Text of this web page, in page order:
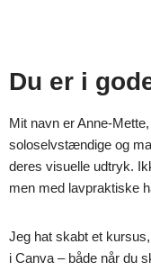
Du er i
Mit navn er Anne-
soloselvstændige og
deres visuelle udtryk.
men med lavpraktiske
Jeg hat skabt et
i Canva – både når du